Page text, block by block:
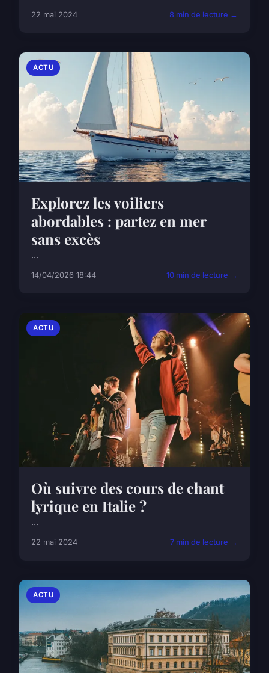
22 mai 2024 8 min de lecture →
ACTU
Explorez les voiliers
abordables : partez en mer
sans excès
...
14/04/2026 18:44 10 min de lecture →
ACTU
Où suivre des cours de chant
lyrique en Italie ?
...
22 mai 2024 7 min de lecture →
ACTU